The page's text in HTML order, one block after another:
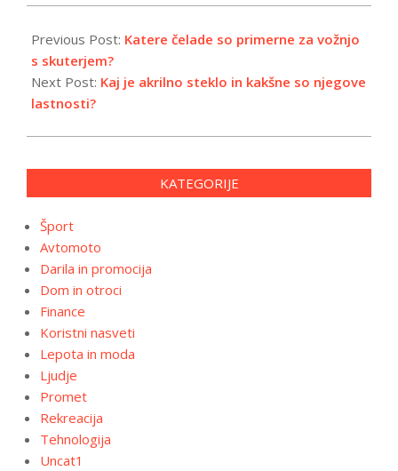
07-
21
Previous Post: Katere čelade so primerne za vožnjo
s skuterjem?
Next Post: Kaj je akrilno steklo in kakšne so njegove
lastnosti?
KATEGORIJE
Šport
Avtomoto
Darila in promocija
Dom in otroci
Finance
Koristni nasveti
Lepota in moda
Ljudje
Promet
Rekreacija
Tehnologija
Uncat1